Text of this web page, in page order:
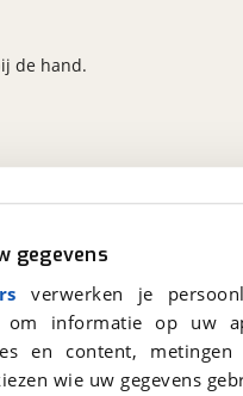
gegevens
verwerken je
om informatie op
en content,
wie uw gegevens
de hand.